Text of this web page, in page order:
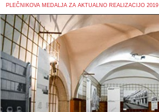
PLEČNIKOVA MEDALJA ZA AKTUALNO REALIZACIJO 2019